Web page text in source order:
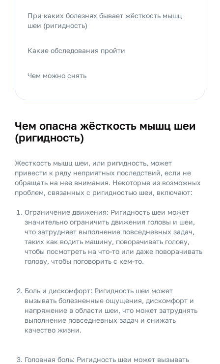
Чем опасна жёсткость мышц шеи
(ригидность)
Жесткость мышц шеи, или ригидность, может
привести к ряду неприятных последствий, если не
обращать на нее внимания. Некоторые из возможных
проблем, связанных с ригидностью шеи, включают:
Ограничение движения: Ригидность шеи может
значительно ограничить движения головы и шеи,
что затрудняет выполнение повседневных задач,
таких как водить машину, поворачивать голову,
чтобы посмотреть на что-то или даже поворачивать
голову, чтобы поговорить с кем-то.
Боль и дискомфорт: Ригидность шеи может
вызывать болезненные ощущения, дискомфорт и
напряжение в области шеи, что может затруднять
выполнение повседневных задач и снижать
качество жизни.
Головная боль: Ригидность шеи может вызывать
При каких болезнях бывает жёсткость мышц
шеи (ригидность)
Какие обследования пройти
Чем можно снять